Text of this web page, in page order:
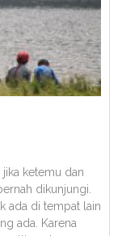
ketemu dan
dikunjungi.
ada di tempat lain
ada. Karena